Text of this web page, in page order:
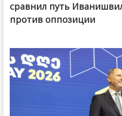
сравнил путь
против оппозиции